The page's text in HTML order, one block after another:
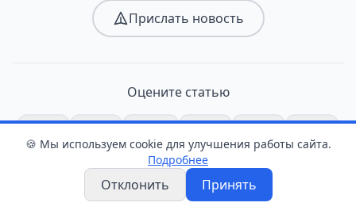
Прислать новость
Оцените статью
👍 ❤️
0
😂
0
😮
0
😢
0
😡
🍪 Мы используем cookie для улучшения работы сайта.
Подробнее
Отклонить Принять